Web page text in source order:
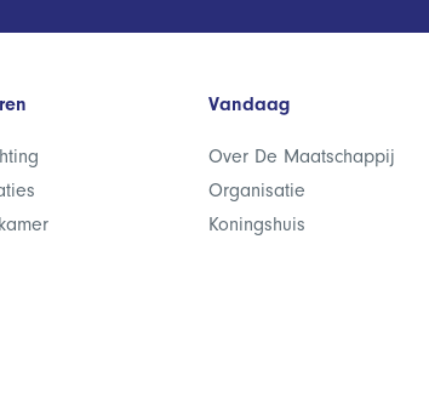
Vandaag
Over De Maatschappij
Organisatie
Koningshuis